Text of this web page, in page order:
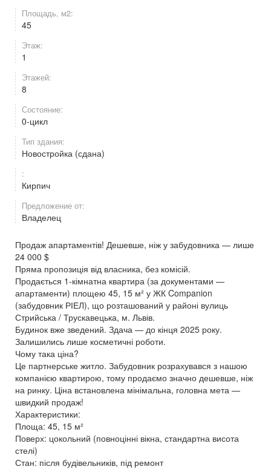
Площадь, м2:
45
Этаж:
1
Этажей:
8
Состояние:
0-цикл
Тип здания:
Новостройка (сдана)
:
Кирпич
Предложение от:
Владелец
Продаж апартаментів! Дешевше, ніж у забудовника — лише
24 000 $
Пряма пропозиція від власника, без комісій.
Продається 1-кімнатна квартира (за документами —
апартаменти) площею 45, 15 м² у ЖК Companion
(забудовник РІЕЛ), що розташований у районі вулиць
Стрийська / Трускавецька, м. Львів.
Будинок вже зведений. Здача — до кінця 2025 року.
Залишились лише косметичні роботи.
Чому така ціна?
Це партнерське житло. Забудовник розрахувався з нашою
компанією квартирою, тому продаємо значно дешевше, ніж
на ринку. Ціна встановлена мінімальна, головна мета —
швидкий продаж!
Характеристики:
Площа: 45, 15 м²
Поверх: цокольний (повноцінні вікна, стандартна висота
стелі)
Стан: після будівельників, під ремонт